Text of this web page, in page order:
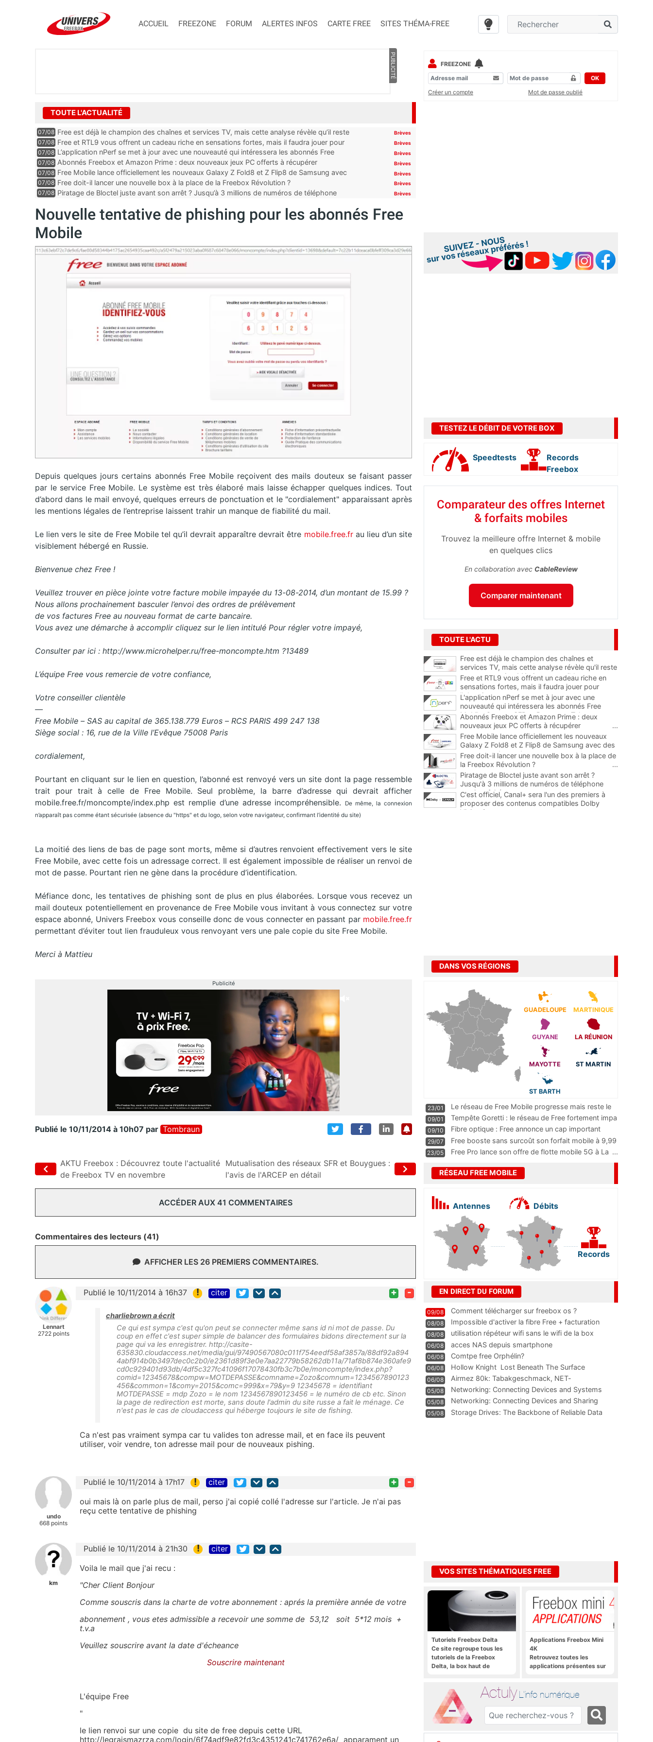
ACCUEIL FREEZONE FORUM ALERTES INFOS CARTE FREE SITES THÉMA-FREE
PUBLICITÉ
TOUTE L'ACTUALITÉ
07/08 Free est déjà le champion des chaînes et services TV, mais cette analyse révèle qu’il reste
encore au moin...
Brèves
07/08 Free et RTL9 vous offrent un cadeau riche en sensations fortes, mais il faudra jouer pour
l’obtenir
Brèves
07/08 L’application nPerf se met à jour avec une nouveauté qui intéressera les abonnés Free
Mobile, Orange, SFR ...
Brèves
07/08 Abonnés Freebox et Amazon Prime : deux nouveaux jeux PC offerts à récupérer Brèves
07/08 Free Mobile lance officiellement les nouveaux Galaxy Z Fold8 et Z Flip8 de Samsung avec
des promos et des cadeaux
Brèves
07/08 Free doit-il lancer une nouvelle box à la place de la Freebox Révolution ? Brèves
07/08 Piratage de Bloctel juste avant son arrêt ? Jusqu’à 3 millions de numéros de téléphone
Brèves
Nouvelle tentative de phishing pour les abonnés Free
Mobile
Depuis quelques jours certains abonnés Free Mobile reçoivent des mails douteux se faisant passer
par le service Free Mobile. Le système est très élaboré mais laisse échapper quelques indices. Tout
d’abord dans le mail envoyé, quelques erreurs de ponctuation et le "cordialement" apparaissant après
les mentions légales de l’entreprise laissent trahir un manque de fiabilité du mail.
Le lien vers le site de Free Mobile tel qu’il devrait apparaître devrait être mobile.free.frau lieu d’un site
visiblement hébergé en Russie.
Bienvenue chez Free !
Veuillez trouver en pièce jointe votre facture mobile impayée du 13-08-2014, d’un montant de 15.99 ?
Nous allons prochainement basculer l’envoi des ordres de prélèvement
de vos factures Free au nouveau format de carte bancaire.
Vous avez une démarche à accomplir cliquez sur le lien intitulé Pour régler votre impayé,
Consulter par ici : http://www.microhelper.ru/free-moncompte.htm ?13489
L’équipe Free vous remercie de votre confiance,
Votre conseiller clientèle
—
Free Mobile – SAS au capital de 365.138.779 Euros – RCS PARIS 499 247 138
Siège social : 16, rue de la Ville l’Evêque 75008 Paris
cordialement,
Pourtant en cliquant sur le lien en question, l’abonné est renvoyé vers un site dont la page ressemble
trait pour trait à celle de Free Mobile. Seul problème, la barre d’adresse qui devrait afficher
mobile.free.fr/moncompte/index.php est remplie d’une adresse incompréhensible.
De même, la connexion
n’apparaît pas comme étant sécurisée (absence du "https" et du logo, selon votre navigateur, confirmant l’identité du site)
La moitié des liens de bas de page sont morts, même si d’autres renvoient effectivement vers le site
Free Mobile, avec cette fois un adressage correct. Il est également impossible de réaliser un renvoi de
mot de passe. Pourtant rien ne gène dans la procédure d’identification.
Méfiance donc, les tentatives de phishing sont de plus en plus élaborées. Lorsque vous recevez un
mail douteux potentiellement en provenance de Free Mobile vous invitant à vous connectez sur votre
espace abonné, Univers Freebox vous conseille donc de vous connecter en passant par mobile.free.fr
permettant d’éviter tout lien frauduleux vous renvoyant vers une pale copie du site Free Mobile.
Merci à Mattieu
Publicité
Publié le 10/11/2014 à 10h07 par Tombraun
AKTU Freebox : Découvrez toute l'actualité
de Freebox TV en novembre
Mutualisation des réseaux SFR et Bouygues :
l'avis de l'ARCEP en détail
ACCÉDER AUX 41 COMMENTAIRES
Commentaires des lecteurs (41)
AFFICHER LES 26 PREMIERS COMMENTAIRES.
Lennart
2722 points
Publié le 10/11/2014 à 16h37 ! citer + -
charliebrown a écrit
Ce qui est sympa c'est qu'on peut se connecter même sans id ni mot de passe. Du
coup en effet c'est super simple de balancer des formulaires bidons directement sur la
page qui va les enregistrer. http://casite-
635830.cloudaccess.net/media/gui/97490567080c011f754eedf58af3857a/88df92a894
4abf914b0b3497dec0c2b0/e2361d89f3e0e7aa22779b58262db11a/71af8b874e360afe9
cd0c929401d93db/4df5c327fc41096f17078430fb3c7b0e/moncompte/index.php?
comid=12345678&compw=MOTDEPASSE&comname=Zozo&comnum=1234567890123
456&common=1&comy=2015&comc=999&x=79&y=9 12345678 = identifiant
MOTDEPASSE = mdp Zozo = le nom 1234567890123456 = le numéro de cb etc. Sinon
la page de redirection est morte, sans doute l'admin du site russe a fait le ménage. Ce
n'est pas le cas de cloudaccess qui héberge toujours le site de fishing.
Ca n'est pas vraiment sympa car tu valides ton adresse mail, et en face ils peuvent
utiliser, voir vendre, ton adresse mail pour de nouveaux pishing.
undo
668 points
Publié le 10/11/2014 à 17h17 ! citer + -
oui mais là on parle plus de mail, perso j'ai copié collé l'adresse sur l'article. Je n'ai pas
reçu cette tentative de phishing
km
Publié le 10/11/2014 à 21h30 ! citer
Voila le mail que j'ai recu :
"Cher Client Bonjour
Comme souscris dans la charte de votre abonnement : aprés la première année de votre
abonnement , vous etes admissible a recevoir une somme de 53,12 soit 5*12 mois +
t.v.a
Veuillez souscrire avant la date d'écheance
Souscrire maintenant
L'équipe Free
"
le lien renvoi sur une copie du site de free depuis cette URL
http://legraismazrza.com/login/6f74adf9e82fd3c4351241c741762e6a/ apparament un
FREEZONE
OK
Créer un compte
Mot de passe oublié
TESTEZ LE DÉBIT DE VOTRE BOX
Speedtests
Records
Freebox
Comparateur des offres Internet
& forfaits mobiles
Trouvez la meilleure offre Internet & mobile
en quelques clics
En collaboration avec CableReview
Comparer maintenant
TOUTE L'ACTU
Free est déjà le champion des chaînes et
services TV, mais cette analyse révèle qu'il reste
encore au moins 141 ajouts possibles
Free et RTL9 vous offrent un cadeau riche en
sensations fortes, mais il faudra jouer pour
l'obtenir
L'application nPerf se met à jour avec une
nouveauté qui intéressera les abonnés Free
Mobile, Orange, SFR et Bouygues Telecom
Abonnés Freebox et Amazon Prime : deux
nouveaux jeux PC offerts à récupérer
...
Free Mobile lance officiellement les nouveaux
Galaxy Z Fold8 et Z Flip8 de Samsung avec des
promos et des cadeaux
...
Free doit-il lancer une nouvelle box à la place de
la Freebox Révolution ?
...
Piratage de Bloctel juste avant son arrêt ?
Jusqu'à 3 millions de numéros de téléphone
auraient fuité
C'est officiel, Canal+ sera l'un des premiers à
proposer des contenus compatibles Dolby
Vision 2
DANS VOS RÉGIONS
GUADELOUPE MARTINIQUE
GUYANE LA RÉUNION
MAYOTTE ST MARTIN
ST BARTH
23/01
Le réseau de Free Mobile progresse mais reste le
m
...
09/01
Tempête Goretti : le réseau de Free fortement impa
09/10
Fibre optique : Free annonce un cap important
pass
...
29/07
Free booste sans surcoût son forfait mobile à 9,99
23/05 Free Pro lance son offre de flotte mobile 5G à La ...
RÉSEAU FREE MOBILE
Antennes Débits
Records
EN DIRECT DU FORUM
09/08 Comment télécharger sur freebox os ?
08/08
Impossible d'activer la fibre Free + facturation
résiliation
08/08 utilisation répéteur wifi sans le wifi de la box
06/08 acces NAS depuis smartphone
06/08 Comtpe free Orphélin?
06/08 Hollow Knight  Lost Beneath The Surface
06/08
Airmez 80k: Tabakgeschmack, NET-
Technologie und Leistung im
05/08 Networking: Connecting Devices and Systems
05/08
Networking: Connecting Devices and Sharing
Information
05/08
Storage Drives: The Backbone of Reliable Data
VOS SITES THÉMATIQUES FREE
Tutoriels Freebox Delta
Ce site regroupe tous les
tutoriels de la Freebox
Delta, la box haut de
Applications Freebox Mini
4K
Retrouvez toutes les
applications présentes sur
Actuly L'info numérique